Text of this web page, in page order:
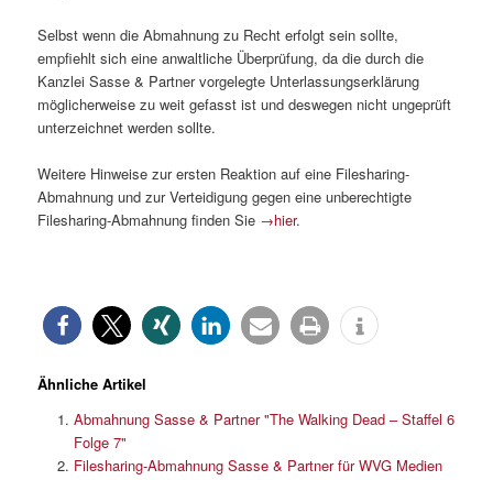
Selbst wenn die Abmahnung zu Recht erfolgt sein sollte,
empfiehlt sich eine anwaltliche Überprüfung, da die durch die
Kanzlei Sasse & Partner vorgelegte Unterlassungserklärung
möglicherweise zu weit gefasst ist und deswegen nicht ungeprüft
unterzeichnet werden sollte.
Weitere Hinweise zur ersten Reaktion auf eine Filesharing-
Abmahnung und zur Verteidigung gegen eine unberechtigte
Filesharing-Abmahnung finden Sie →hier.
Ähnliche Artikel
Abmahnung Sasse & Partner "The Walking Dead – Staffel 6
Folge 7"
Filesharing-Abmahnung Sasse & Partner für WVG Medien